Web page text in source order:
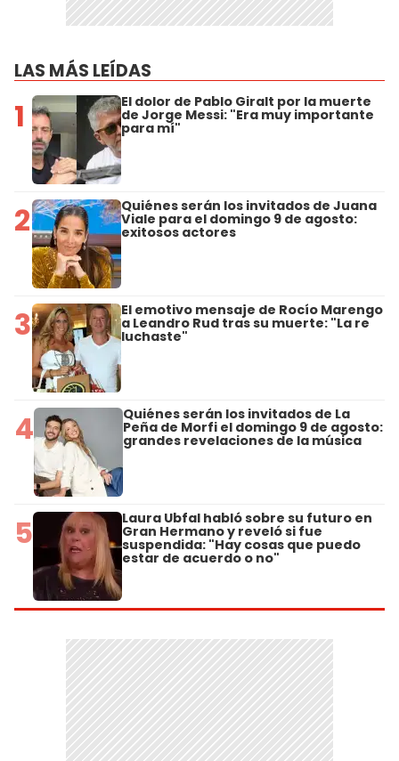
LAS MÁS LEÍDAS
1 El dolor de Pablo Giralt por la muerte
de Jorge Messi: "Era muy importante
para mí"
2 Quiénes serán los invitados de Juana
Viale para el domingo 9 de agosto:
exitosos actores
3 El emotivo mensaje de Rocío Marengo
a Leandro Rud tras su muerte: "La re
luchaste"
4 Quiénes serán los invitados de La
Peña de Morfi el domingo 9 de agosto:
grandes revelaciones de la música
5 Laura Ubfal habló sobre su futuro en
Gran Hermano y reveló si fue
suspendida: "Hay cosas que puedo
estar de acuerdo o no"